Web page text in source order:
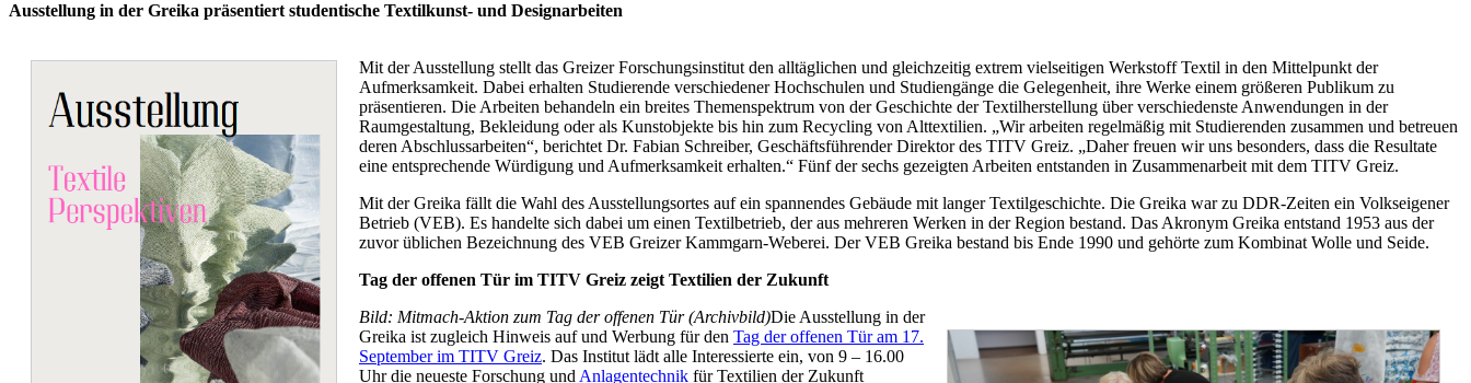
Ausstellung in der Greika präsentiert studentische Textilkunst- und Designarbeiten
Mit der Ausstellung stellt das Greizer Forschungsinstitut den alltäglichen und gleichzeitig extrem vielseitigen Werkstoff Textil in den Mittelpunkt der
Aufmerksamkeit. Dabei erhalten Studierende verschiedener Hochschulen und Studiengänge die Gelegenheit, ihre Werke einem größeren Publikum zu
präsentieren. Die Arbeiten behandeln ein breites Themenspektrum von der Geschichte der Textilherstellung über verschiedenste Anwendungen in der
Raumgestaltung, Bekleidung oder als Kunstobjekte bis hin zum Recycling von Alttextilien. „Wir arbeiten regelmäßig mit Studierenden zusammen und betreuen
deren Abschlussarbeiten“, berichtet Dr. Fabian Schreiber, Geschäftsführender Direktor des TITV Greiz. „Daher freuen wir uns besonders, dass die Resultate
eine entsprechende Würdigung und Aufmerksamkeit erhalten.“ Fünf der sechs gezeigten Arbeiten entstanden in Zusammenarbeit mit dem TITV Greiz.
Mit der Greika fällt die Wahl des Ausstellungsortes auf ein spannendes Gebäude mit langer Textilgeschichte. Die Greika war zu DDR-Zeiten ein Volkseigener
Betrieb (VEB). Es handelte sich dabei um einen Textilbetrieb, der aus mehreren Werken in der Region bestand. Das Akronym Greika entstand 1953 aus der
zuvor üblichen Bezeichnung des VEB Greizer Kammgarn-Weberei. Der VEB Greika bestand bis Ende 1990 und gehörte zum Kombinat Wolle und Seide.
Tag der offenen Tür im TITV Greiz zeigt Textilien der Zukunft
Bild: Mitmach-Aktion zum Tag der offenen Tür (Archivbild)Die Ausstellung in der
Greika ist zugleich Hinweis auf und Werbung für den Tag der offenen Tür am 17.
September im TITV Greiz. Das Institut lädt alle Interessierte ein, von 9 – 16.00
Uhr die neueste Forschung und Anlagentechnik für Textilien der Zukunft